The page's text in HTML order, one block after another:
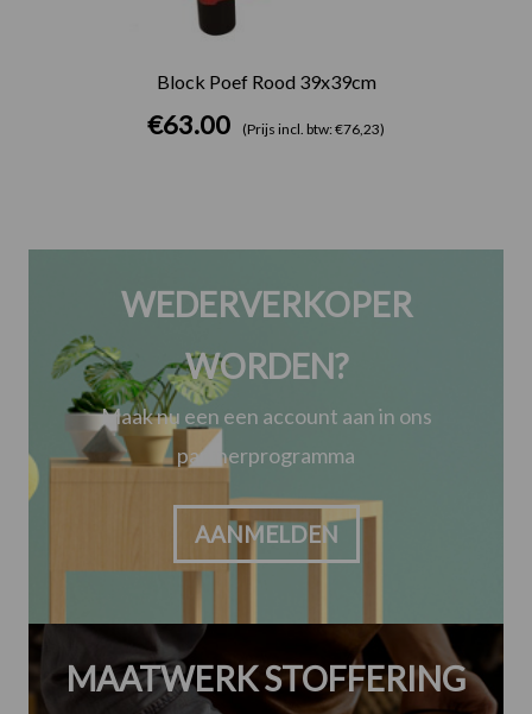
Block Poef Rood 39x39cm
€63.00 (Prijs incl. btw: €76,23)
WEDERVERKOPER
WORDEN?
Maak nu een een account aan in ons
partnerprogramma
AANMELDEN
MAATWERK STOFFERING